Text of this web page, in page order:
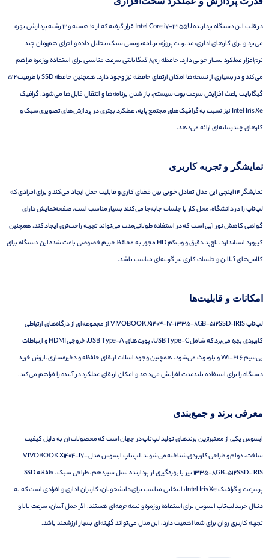
در قلب این دستگاه پردازنده Intel Core i7-1355U قرار گرفته که از 10 هسته و 12 رشته پردازشی بهره
می‌برد و برای کارهای اداری، مدیریت پروژه، برنامه‌نویسی سبک، تحلیل داده و اجرای هم‌زمان چند
نرم‌افزار عملکرد بسیار خوبی دارد. حافظه رم 8 گیگابایتی سرعت مناسبی برای استفاده روزمره فراهم
می‌کند و در بسیاری از نسخه‌ها امکان ارتقای حافظه نیز وجود دارد. همچنین حافظه SSD با ظرفیت 512
گیگابایت باعث افزایش سرعت بوت سیستم، باز شدن برنامه‌ها و انتقال فایل‌ها می‌شود. گرافیک
Intel Iris Xe نیز نسبت به گرافیک‌های مجتمع پایه، عملکرد بهتری در پردازش‌های تصویری سبک و
کارهای چندرسانه‌ای ارائه می‌دهد.
نمایشگر و تجربه کاربری
نمایشگر 14 اینچی این مدل تعادل خوبی بین فضای کاری و قابلیت حمل ایجاد می‌کند و برای افرادی که
لپ‌تاپ را در دانشگاه، محل کار یا جلسات جابه‌جا می‌کنند بسیار مناسب است. صفحه‌نمایش دارای
گواهی کاهش نور آبی است که در استفاده طولانی‌مدت می‌تواند تجربه راحت‌تری ایجاد کند. همچنین
کیبورد استاندارد، تاچ‌پد دقیق و وب‌کم HD مجهز به محافظ حریم خصوصی باعث شده این دستگاه برای
کلاس‌های آنلاین و جلسات کاری نیز گزینه‌ای مناسب باشد.
امکانات و قابلیت‌ها
لپ‌تاپ VIVOBOOK X1404-I7-1335-8GB-512SSD-IRIS از مجموعه‌ای از درگاه‌های ارتباطی
کاربردی بهره می‌برد که شامل USB Type-C، پورت‌های USB Type-A، خروجی HDMI و ارتباطات
بی‌سیم Wi-Fi 6 و بلوتوث می‌شود. همچنین وجود اسلات ارتقای حافظه و ذخیره‌سازی، ارزش خرید
دستگاه را برای استفاده بلندمدت افزایش می‌دهد و امکان ارتقای عملکرد در آینده را فراهم می‌کند.
معرفی برند و جمع‌بندی
ایسوس یکی از معتبرترین برندهای تولید لپ‌تاپ در جهان است که محصولات آن به دلیل کیفیت
ساخت، دوام و طراحی کاربردی شناخته می‌شوند. لپ‌تاپ ایسوس مدل VIVOBOOK X1404-I7-
1335-8GB-512SSD-IRIS نیز با بهره‌گیری از پردازنده نسل سیزدهم، طراحی سبک، حافظه SSD
پرسرعت و گرافیک Intel Iris Xe، انتخابی مناسب برای دانشجویان، کاربران اداری و افرادی است که به
دنبال خرید لپ‌تاپ ایسوس برای استفاده روزمره و نیمه‌حرفه‌ای هستند. اگر حمل آسان، سرعت بالا و
تجربه کاربری روان برای شما اهمیت دارد، این مدل می‌تواند گزینه‌ای بسیار ارزشمند باشد.